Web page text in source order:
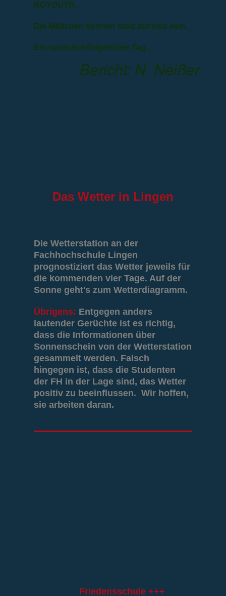
ROYOUTH.
Die Mädchen können stolz auf sich sein.
Ein rundum erfolgreicher Tag…
Bericht: N. Neißer
Das Wetter in Lingen
Die Wetterstation an der
Fachhochschule Lingen
prognostiziert das Wetter jeweils für
die kommenden vier Tage. Auf der
Sonne geht's zum Wetterdiagramm.
Übrigens: Entgegen anders
lautender Gerüchte ist es richtig,
dass die Informationen über
Sonnenschein von der Wetterstation
gesammelt werden. Falsch
hingegen ist, dass die Studenten
der FH in der Lage sind, das Wetter
positiv zu beeinflussen. Wir hoffen,
sie arbeiten daran.
Friedensschule +++